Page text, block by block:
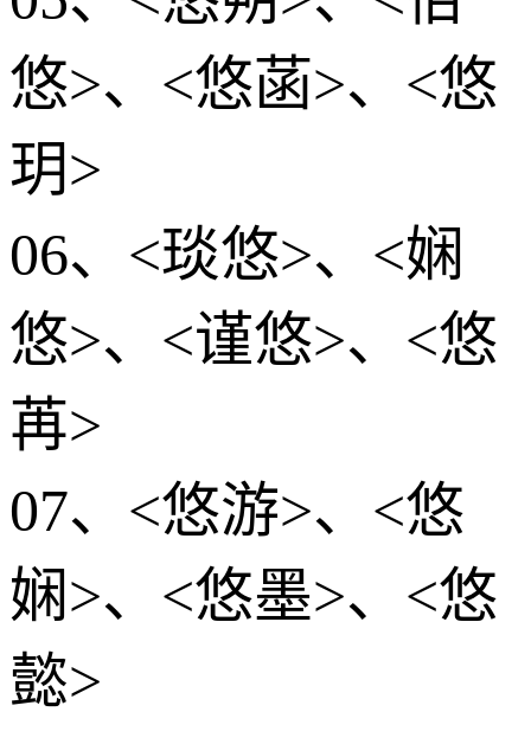
悠>、<悠菡>、<悠
玥>
06、<琰悠>、<娴
悠>、<谨悠>、<悠
苒>
07、<悠游>、<悠
娴>、<悠墨>、<悠
懿>